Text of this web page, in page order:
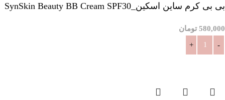
بی بی کرم ساین اسکین_SynSkin Beauty BB Cream SPF30
580,000 تومان